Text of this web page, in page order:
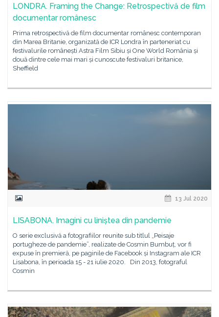
LONDRA. Framing the Change: Retrospectivă de film
documentar românesc
Prima retrospectivă de film documentar românesc contemporan
din Marea Britanie, organizată de ICR Londra în parteneriat cu
festivalurile românești Astra Film Sibiu și One World România și
două dintre cele mai mari și cunoscute festivaluri britanice,
Sheffield
13 Jul 2020
LISABONA. Imagini cu liniștea din pandemie
O serie exclusivă a fotografiilor reunite sub titlul „Peisaje
portugheze de pandemie”, realizate de Cosmin Bumbuț, vor fi
expuse în premieră, pe paginile de Facebook și Instagram ale ICR
Lisabona, în perioada 15 - 21 iulie 2020. Din 2013, fotograful
Cosmin